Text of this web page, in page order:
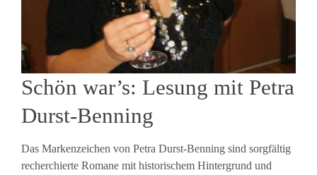
Schön war’s: Lesung mit Petra
Durst-Benning
Das Markenzeichen von Petra Durst-Benning sind sorgfältig
recherchierte Romane mit historischem Hintergrund und